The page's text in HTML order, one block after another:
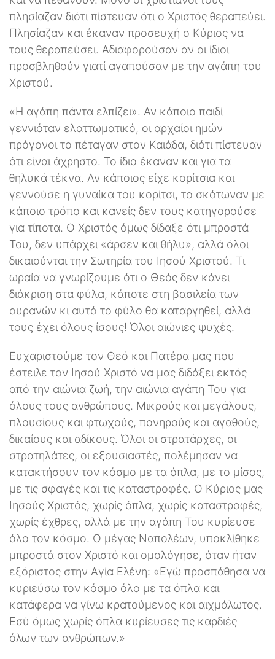
πλησίαζαν διότι πίστευαν ότι ο Χριστός θεραπεύει.
Πλησίαζαν και έκαναν προσευχή ο Κύριος να
τους θεραπεύσει. Αδιαφορούσαν αν οι ίδιοι
προσβληθούν γιατί αγαπούσαν με την αγάπη του
Χριστού.
«Η αγάπη πάντα ελπίζει». Αν κάποιο παιδί
γεννιόταν ελαττωματικό, οι αρχαίοι ημών
πρόγονοι το πέταγαν στον Καιάδα, διότι πίστευαν
ότι είναι άχρηστο. Το ίδιο έκαναν και για τα
θηλυκά τέκνα. Αν κάποιος είχε κορίτσια και
γεννούσε η γυναίκα του κορίτσι, το σκότωναν με
κάποιο τρόπο και κανείς δεν τους κατηγορούσε
για τίποτα. Ο Χριστός όμως δίδαξε ότι μπροστά
Του, δεν υπάρχει «άρσεν και θήλυ», αλλά όλοι
δικαιούνται την Σωτηρία του Ιησού Χριστού. Τι
ωραία να γνωρίζουμε ότι ο Θεός δεν κάνει
διάκριση στα φύλα, κάποτε στη βασιλεία των
ουρανών κι αυτό το φύλο θα καταργηθεί, αλλά
τους έχει όλους ίσους! Όλοι αιώνιες ψυχές.
Ευχαριστούμε τον Θεό και Πατέρα μας που
έστειλε τον Ιησού Χριστό να μας διδάξει εκτός
από την αιώνια ζωή, την αιώνια αγάπη Του για
όλους τους ανθρώπους. Μικρούς και μεγάλους,
πλουσίους και φτωχούς, πονηρούς και αγαθούς,
δικαίους και αδίκους. Όλοι οι στρατάρχες, οι
στρατηλάτες, οι εξουσιαστές, πολέμησαν να
κατακτήσουν τον κόσμο με τα όπλα, με το μίσος,
με τις σφαγές και τις καταστροφές. Ο Κύριος μας
Ιησούς Χριστός, χωρίς όπλα, χωρίς καταστροφές,
χωρίς έχθρες, αλλά με την αγάπη Του κυρίευσε
όλο τον κόσμο. Ο μέγας Ναπολέων, υποκλίθηκε
μπροστά στον Χριστό και ομολόγησε, όταν ήταν
εξόριστος στην Αγία Ελένη: «Εγώ προσπάθησα να
κυριεύσω τον κόσμο όλο με τα όπλα και
κατάφερα να γίνω κρατούμενος και αιχμάλωτος.
Εσύ όμως χωρίς όπλα κυρίευσες τις καρδιές
όλων των ανθρώπων.»